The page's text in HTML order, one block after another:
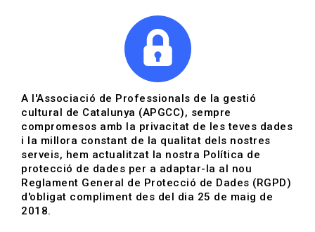
Agenda | Gestió cultural
06-11-2025 fins al 06-11-2025
HOME
A l'Associació de Professionals de la gestió
cultural de Catalunya (APGCC), sempre
compromesos amb la privacitat de les teves dades
i la millora constant de la qualitat dels nostres
serveis, hem actualitzat la nostra Política de
protecció de dades per a adaptar-la al nou
Reglament General de Protecció de Dades (RGPD)
d'obligat compliment des del dia 25 de maig de
2018.